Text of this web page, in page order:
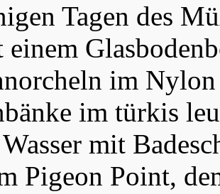
Tagen des
einem
im Nylon
im türkis
mit
Pigeon Point,